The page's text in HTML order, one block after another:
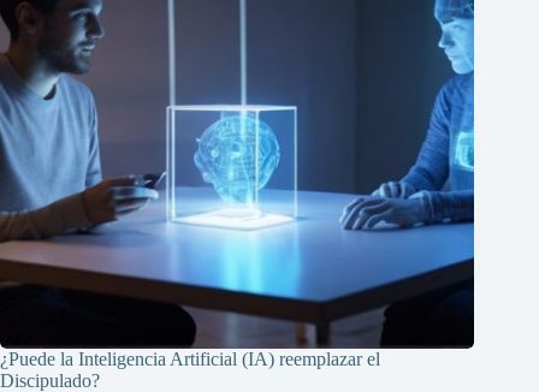
¿Puede la Inteligencia Artificial (IA) reemplazar el
Discipulado?